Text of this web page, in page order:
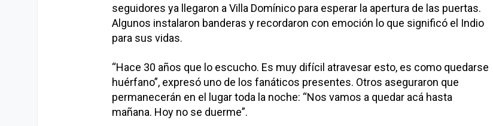
seguidores ya llegaron a Villa Domínico para esperar la apertura de las puertas.
Algunos instalaron banderas y recordaron con emoción lo que significó el Indio
para sus vidas.
“Hace 30 años que lo escucho. Es muy difícil atravesar esto, es como quedarse
huérfano”, expresó uno de los fanáticos presentes. Otros aseguraron que
permanecerán en el lugar toda la noche: “Nos vamos a quedar acá hasta
mañana. Hoy no se duerme”.